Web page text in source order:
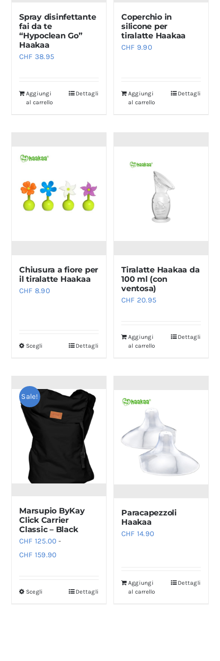
Spray disinfettante
fai da te
“Hypoclean Go”
Haakaa
CHF 38.95
Aggiungi
al carrello
Dettagli
Coperchio in
silicone per
tiralatte Haakaa
CHF 9.90
Aggiungi
al carrello
Dettagli
Chiusura a fiore per
il tiralatte Haakaa
CHF 8.90
Scegli
più
Le
nella
del
prodotto
Dettagli
Tiralatte Haakaa da
100 ml (con
ventosa)
CHF 20.95
Aggiungi
al carrello
Dettagli
Sale!
Marsupio ByKay
Click Carrier
Classic – Black
CHF 125.00 -
CHF 159.90
Scegli Dettagli
Paracapezzoli
Haakaa
CHF 14.90
Aggiungi
al carrello
Dettagli